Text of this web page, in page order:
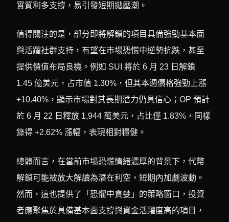
實質利多支撐，易引發短期拋壓潮。
值得關注的是，部分即將解鎖的項目具備強勁基本面
與活躍社群支持，有望在市場恐慌中逆勢抗跌，甚至
提供價值布局良機。例如 SUI 將於 6 月 23 日解鎖
1.45 億美元，占市值 1.30%，但其本週價格強勁上漲
+10.40%，顯示市場對其長期潛力仍具信心；OP 預計
於 6 月 22 日釋放 1,944 萬美元，占比僅 1.83%，同樣
錄得 +2.62% 漲幅，表現相對穩健。
總體而言，在當前市場恐慌情緒濃厚的背景下，代幣
解鎖可能被放大解讀為潛在利空，短期內加劇波動。
然而，這也提供了「恐懼中貪婪」的策略窗口，投資
者應聚焦於具備基本面支撐與資金活躍度高的項目，